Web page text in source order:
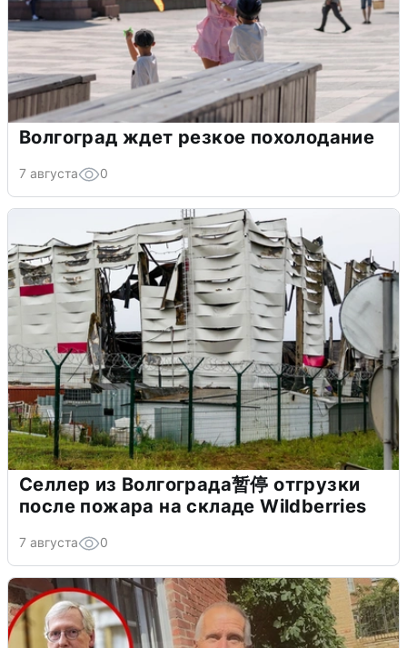
Волгоград ждет резкое похолодание
7 августа 0
Селлер из Волгограда暂停 отгрузки
после пожара на складе Wildberries
7 августа 0